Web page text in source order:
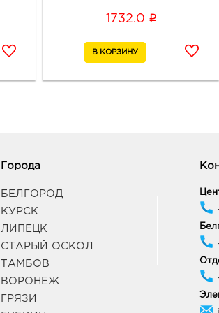
1131.0 руб.
Воронеж Максимир: 1131.0
394033, Воронежская обл, г
Воронеж, пр-кт Ленинский, д.
1732.0 i
Города
БЕЛГОРОД
КУРСК
ЛИПЕЦК
СТАРЫЙ ОСКОЛ
ТАМБОВ
ВОРОНЕЖ
ГРЯЗИ